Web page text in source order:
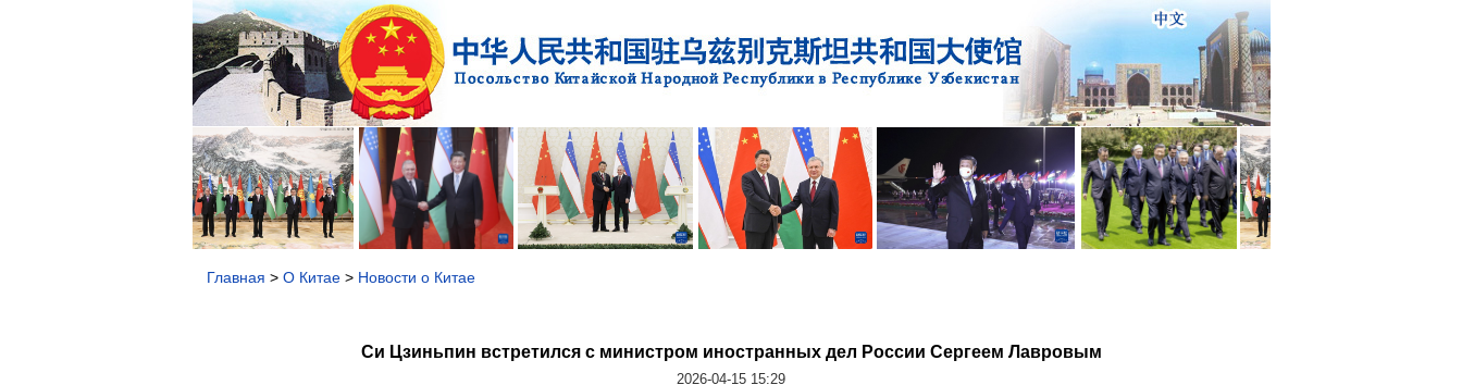
Главная > О Китае > Новости о Китае
Си Цзиньпин встретился с министром иностранных дел России Сергеем Лавровым
2026-04-15 15:29